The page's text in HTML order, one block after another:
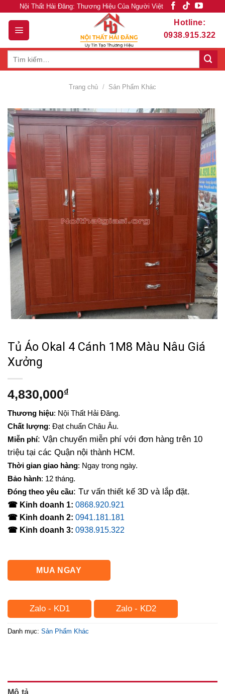
content
Nội Thất Hải Đăng: Thương Hiệu Của Người Việt
Hotline:
0938.915.322
Trang chủ / Sản Phẩm Khác
Tủ Áo Okal 4 Cánh 1M8 Màu Nâu Giá
Xưởng
4,830,000₫
Thương hiệu: Nội Thất Hải Đăng.
Chất lượng: Đạt chuẩn Châu Âu.
Miễn phí: Vận chuyển miễn phí với đơn hàng trên 10
triệu tại các Quận nội thành HCM.
Thời gian giao hàng: Ngay trong ngày.
Bảo hành: 12 tháng.
Đóng theo yêu cầu: Tư vấn thiết kế 3D và lắp đặt.
☎ Kinh doanh 1: 0868.920.921
☎ Kinh doanh 2: 0941.181.181
☎ Kinh doanh 3: 0938.915.322
MUA NGAY
Zalo - KD1 Zalo - KD2
Danh mục: Sản Phẩm Khác